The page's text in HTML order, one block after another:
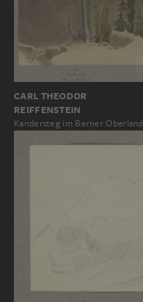
CARL THEODOR
REIFFENSTEIN
Kandersteg im Berner Oberland